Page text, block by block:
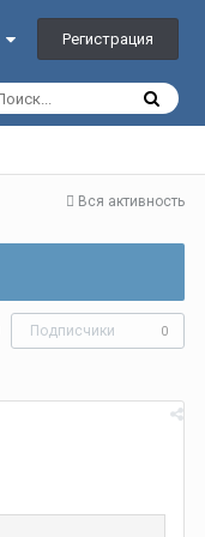
Регистрация
Вся активность
Подписчики 0